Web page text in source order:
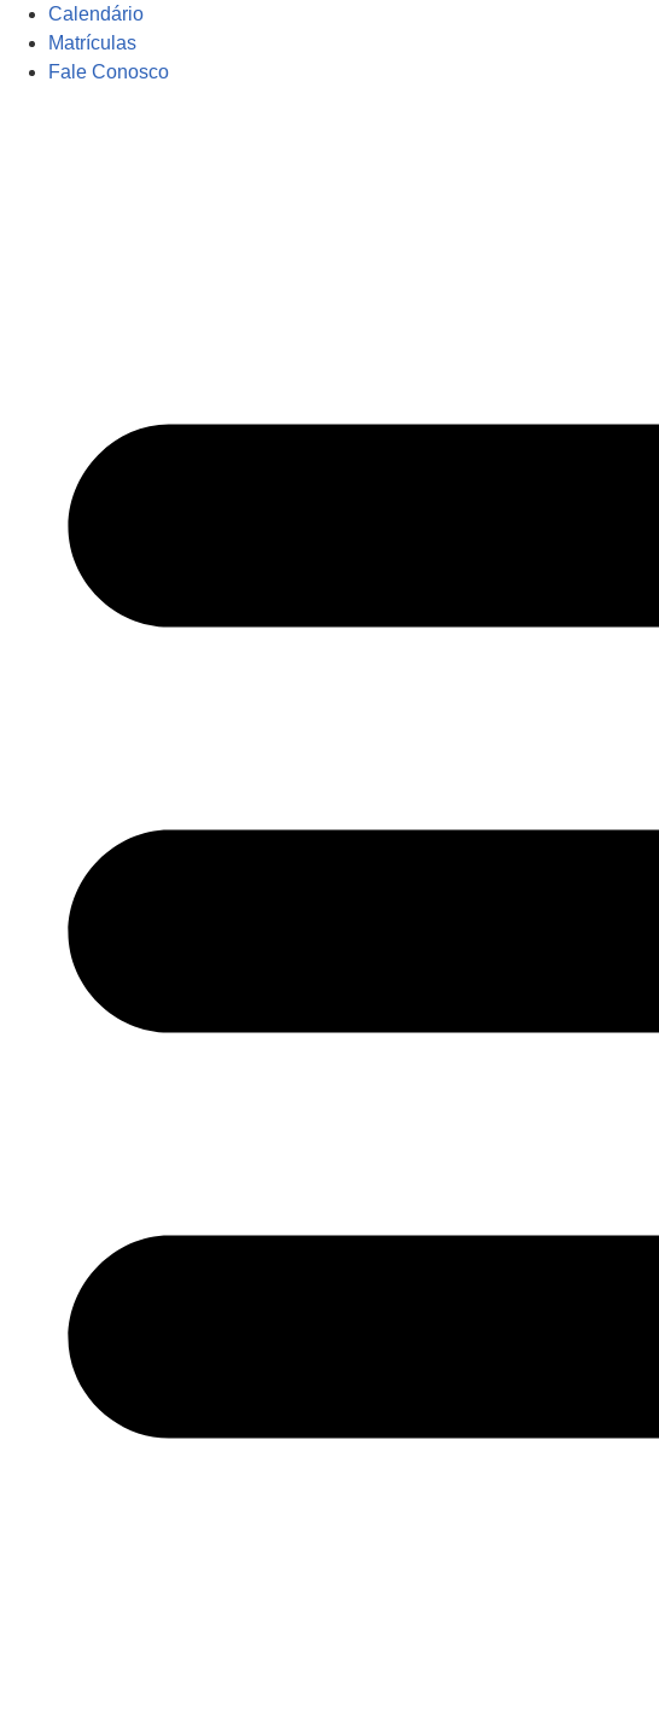
Calendário
Matrículas
Fale Conosco